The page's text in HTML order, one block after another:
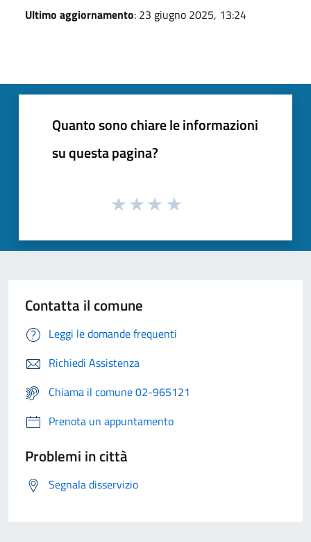
Ultimo aggiornamento: 23 giugno 2025, 13:24
Quanto sono chiare le informazioni
su questa pagina?
Contatta il comune
Leggi le domande frequenti
Richiedi Assistenza
Chiama il comune 02-965121
Prenota un appuntamento
Problemi in città
Segnala disservizio